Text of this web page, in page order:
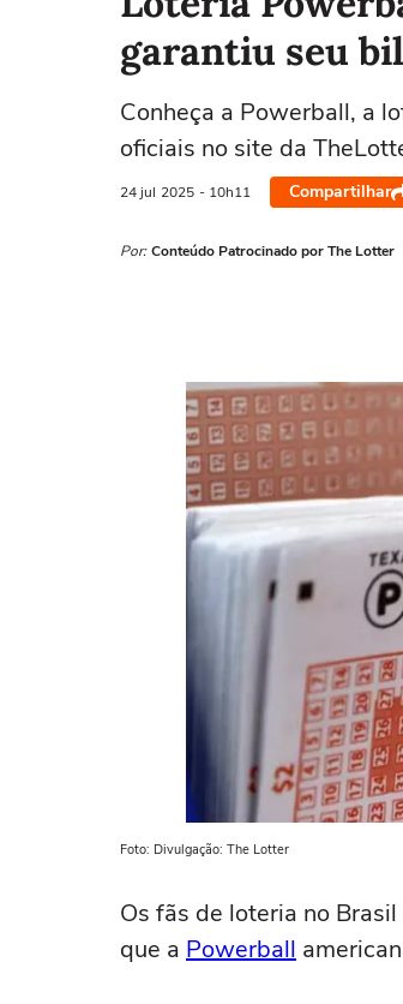
garantiu seu
Conheça a Powerball, a
oficiais no site da
24 jul 2025 - 10h11 Compartilhar
Por: Conteúdo Patrocinado por The Lotter
Foto: Divulgação: The Lotter
Os fãs de loteria no
que a Powerball